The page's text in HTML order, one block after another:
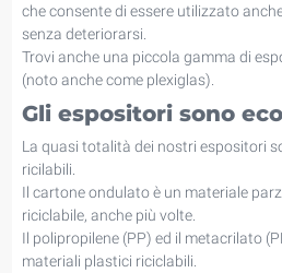
che consente di essere utilizzato
senza deteriorarsi.
Trovi anche una piccola gamma di
(noto anche come plexiglas).
Gli espositori sono
La quasi totalità dei nostri espositori
ricilabili.
Il cartone ondulato è un materiale
riciclabile, anche più volte.
Il polipropilene (PP) ed il metacrilato
materiali plastici riciclabili.